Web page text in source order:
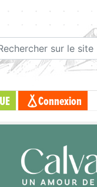
Connexion